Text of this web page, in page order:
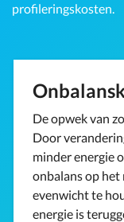
profileringskosten.
De opwek van
Door
minder energie
onbalans op het
evenwicht te
energie is